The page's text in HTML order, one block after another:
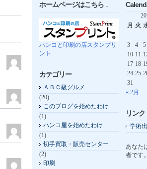
ホームページはこちら ↓
ハンコと印刷の店スタンプリ
ント
カテゴリー
ＡＢＣ級グルメ
(20)
このブログを始めたわけ
(1)
ハンコ屋を始めたわけ
(1)
切手買取・販売センター
(2)
印刷
月 火
3
4 5
10 11
17 18
24 25
31
« 2月
リンク
学術
あなた
者です。